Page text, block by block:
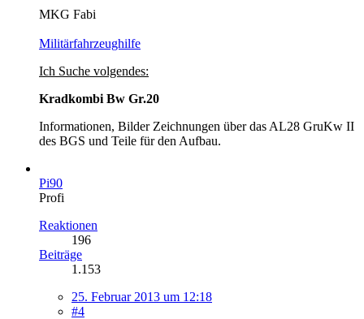
MKG Fabi
Militärfahrzeughilfe
Ich Suche volgendes:
Kradkombi Bw Gr.20
Informationen, Bilder Zeichnungen über das AL28 GruKw II
des BGS und Teile für den Aufbau.
Pi90
Profi
Reaktionen
196
Beiträge
1.153
25. Februar 2013 um 12:18
#4